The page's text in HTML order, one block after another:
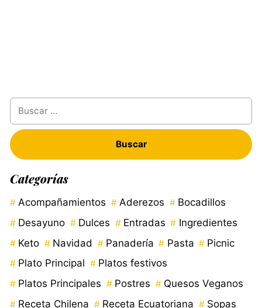
Buscar:
Categorías
Acompañamientos Aderezos
Bocadillos
Desayuno
Dulces Entradas
Ingredientes
Keto
Navidad Panadería Pasta
Picnic
Plato Principal
Platos festivos
Platos Principales
Postres
Quesos Veganos
Receta Chilena
Receta Ecuatoriana
Sopas